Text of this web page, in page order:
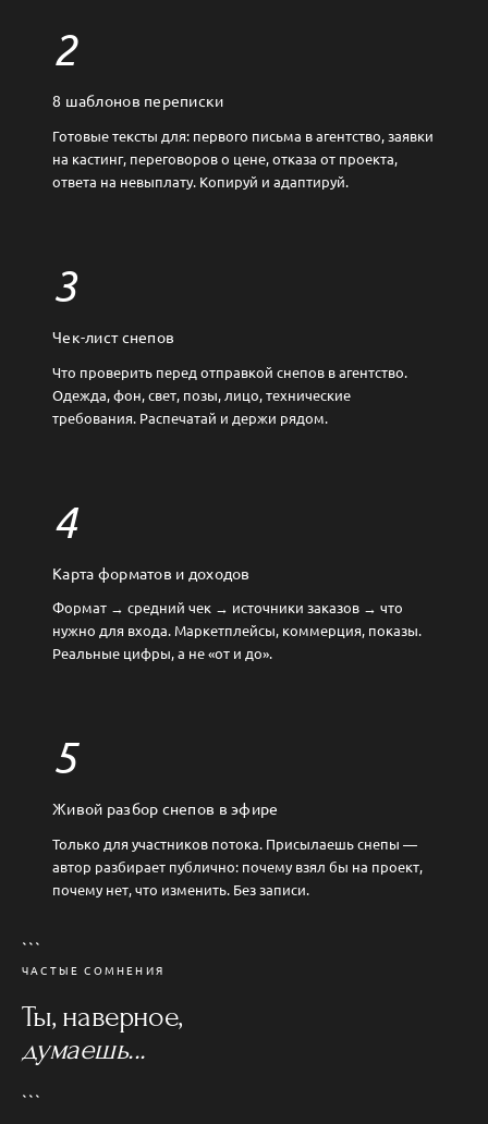
2
8 шаблонов переписки
Готовые тексты для: первого письма в агентство, заявки
на кастинг, переговоров о цене, отказа от проекта,
ответа на невыплату. Копируй и адаптируй.
3
Чек-лист снепов
Что проверить перед отправкой снепов в агентство.
Одежда, фон, свет, позы, лицо, технические
требования. Распечатай и держи рядом.
4
Карта форматов и доходов
Формат → средний чек → источники заказов → что
нужно для входа. Маркетплейсы, коммерция, показы.
Реальные цифры, а не «от и до».
5
Живой разбор снепов в эфире
Только для участников потока. Присылаешь снепы —
автор разбирает публично: почему взял бы на проект,
почему нет, что изменить. Без записи.
```
ЧАСТЫЕ СОМНЕНИЯ
Ты, наверное,
думаешь...
```